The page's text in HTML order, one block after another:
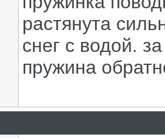
растянута
снег с водой.
пружина